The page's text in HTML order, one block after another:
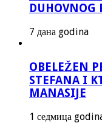
DUHOVNOG
7 дана godina
OBELEŽEN
STEFANA I
MANASIJE
1 седмица